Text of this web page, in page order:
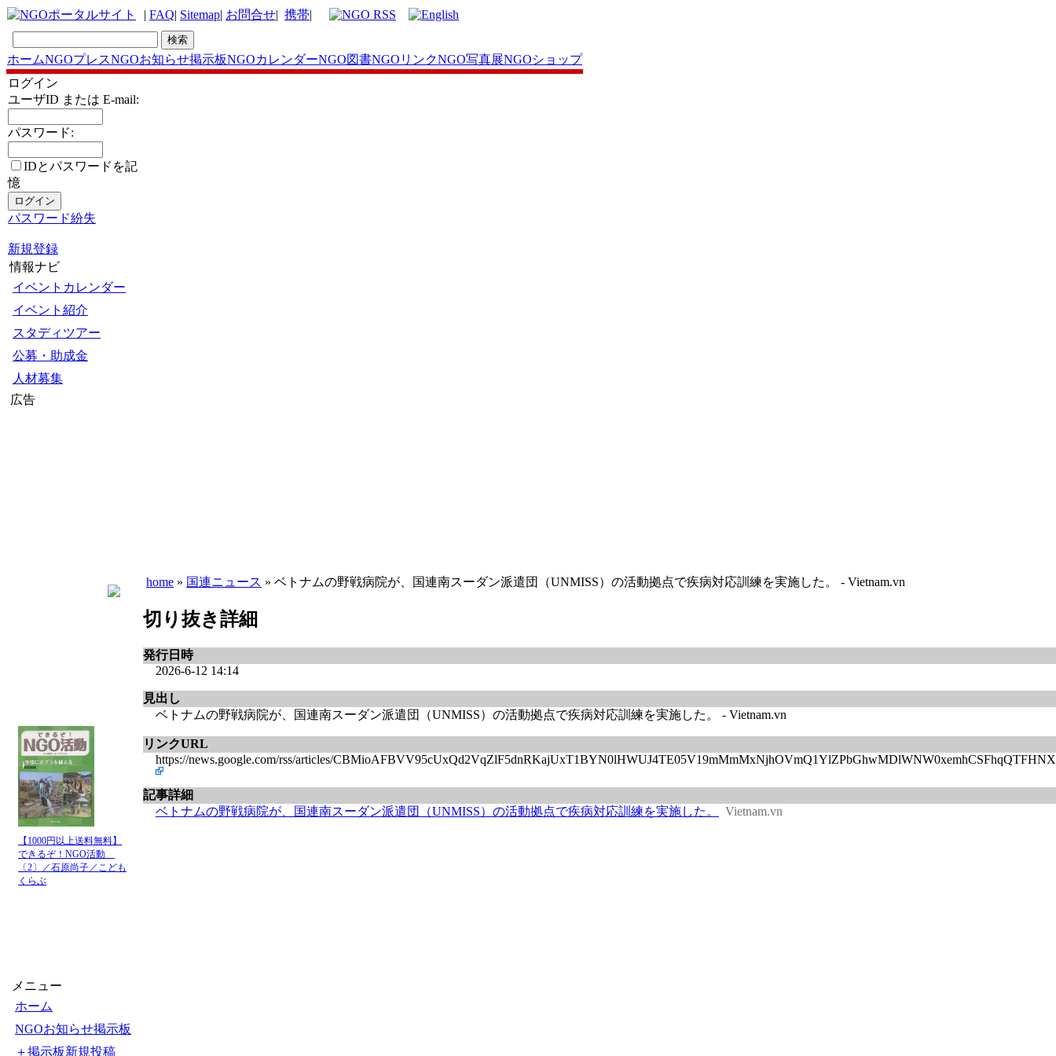
| FAQ| Sitemap| お問合せ| 携帯|
ホームNGOプレスNGOお知らせ掲示板NGOカレンダーNGO図書NGOリンクNGO写真展NGOショップ
ログイン
ユーザID または E-mail:
パスワード:
IDとパスワードを記
憶
パスワード紛失
新規登録
情報ナビ
イベントカレンダー
イベント紹介
スタディツアー
公募・助成金
人材募集
広告
【1000円以上送料無料】
できるぞ！NGO活動
〔2〕／石原尚子／こども
くらぶ
メニュー
ホーム
NGOお知らせ掲示板
＋掲示板新規投稿
home » 国連ニュース » ベトナムの野戦病院が、国連南スーダン派遣団（UNMISS）の活動拠点で疾病対応訓練を実施した。 - Vietnam.vn
切り抜き詳細
発行日時
2026-6-12 14:14
見出し
ベトナムの野戦病院が、国連南スーダン派遣団（UNMISS）の活動拠点で疾病対応訓練を実施した。 - Vietnam.vn
リンクURL
https://news.google.com/rss/articles/
記事詳細
ベトナムの野戦病院が、国連南スーダン派遣団（UNMISS）の活動拠点で疾病対応訓練を実施した。
Vietnam.vn